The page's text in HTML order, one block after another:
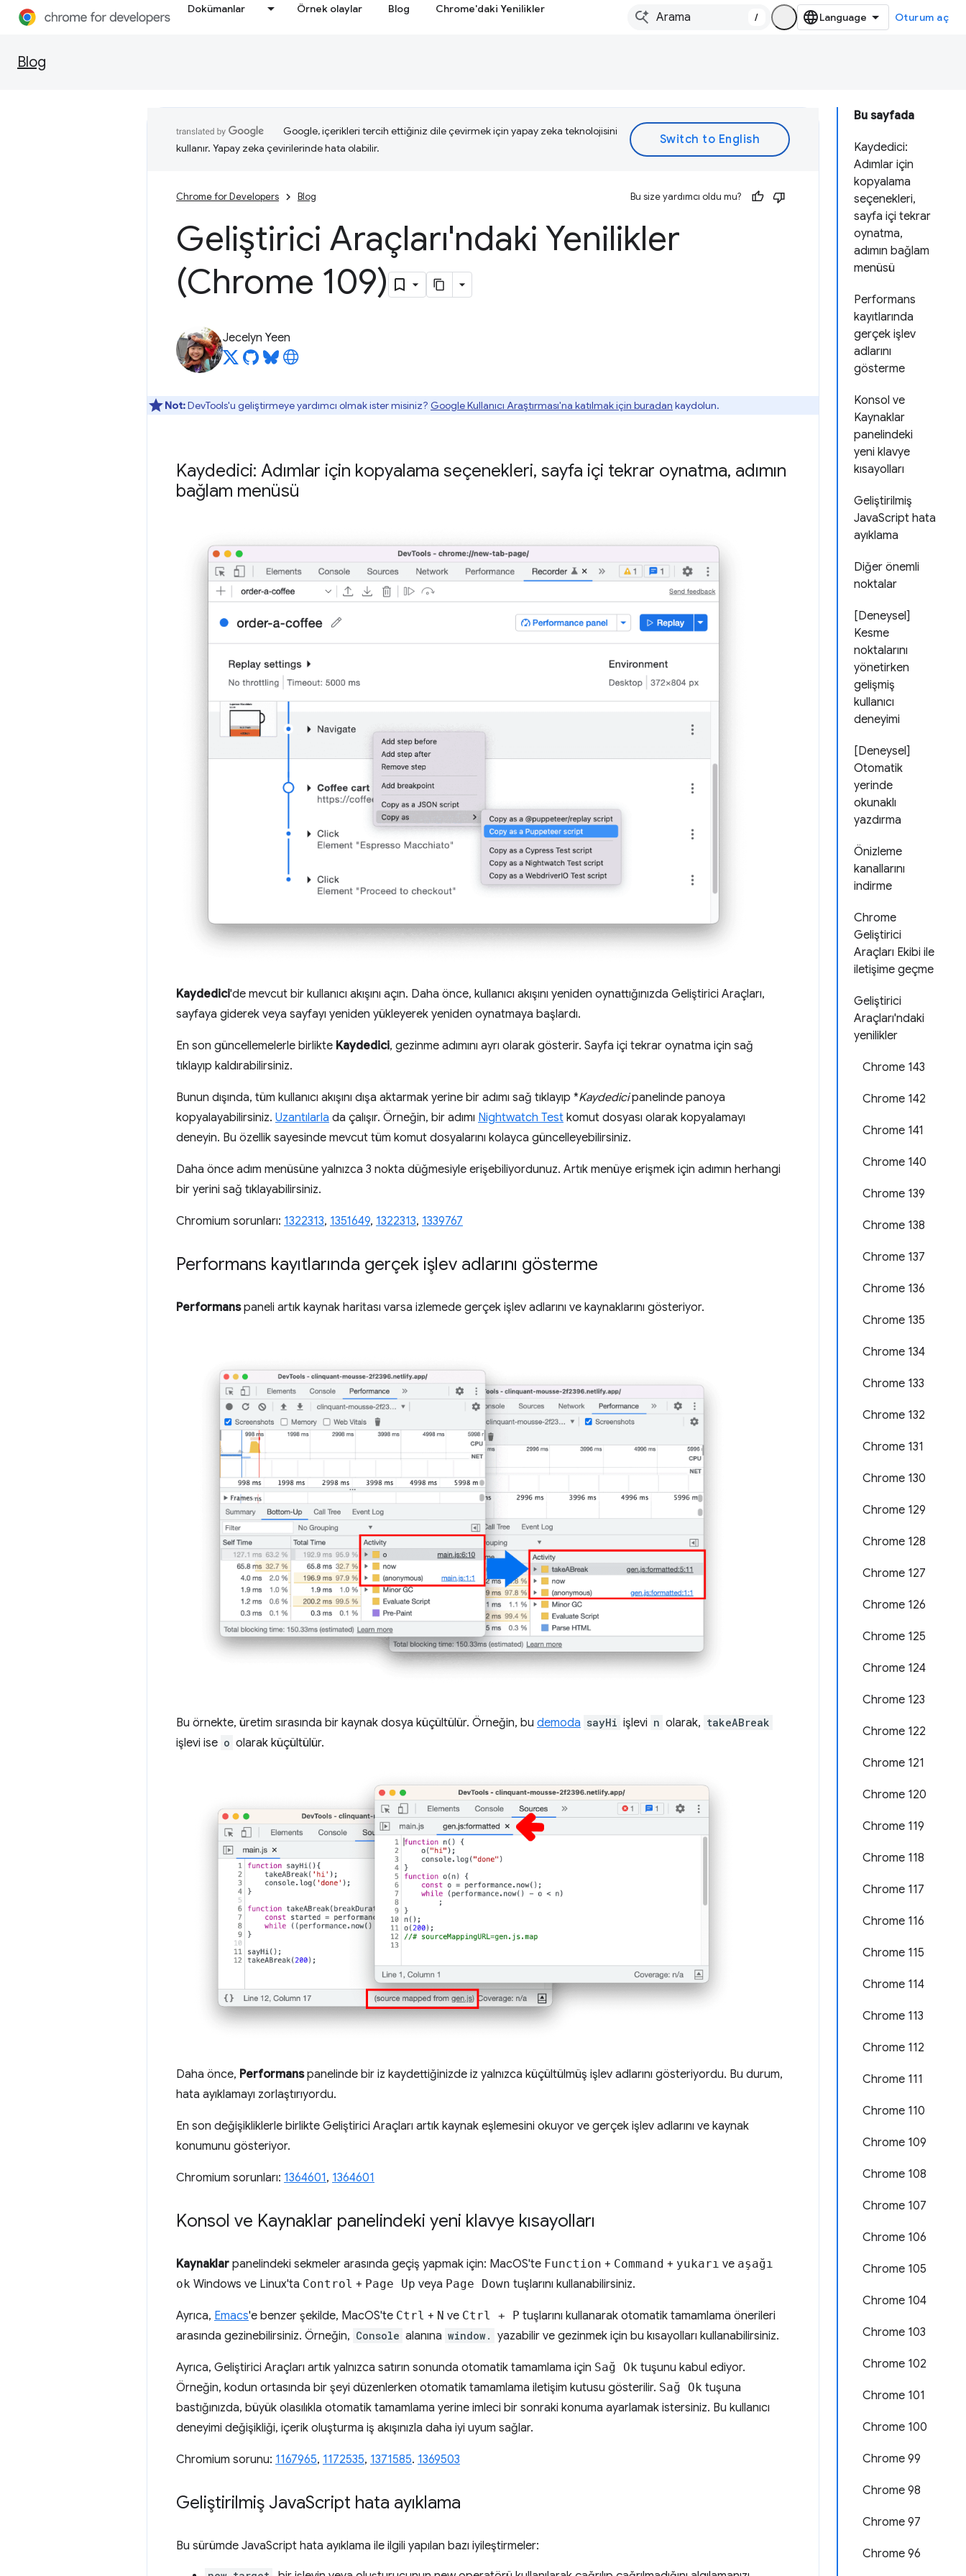
Dokümanlar Örnek olaylar Blog Chrome'daki Yenilikler
/ Oturum aç
Blog
Bu sayfada
Kaydedici:
Adımlar için
kopyalama
seçenekleri,
sayfa içi tekrar
oynatma,
adımın bağlam
menüsü
Performans
kayıtlarında
gerçek işlev
adlarını
gösterme
Konsol ve
Kaynaklar
panelindeki
yeni klavye
kısayolları
Geliştirilmiş
JavaScript hata
ayıklama
Diğer önemli
noktalar
[Deneysel]
Kesme
noktalarını
yönetirken
gelişmiş
kullanıcı
deneyimi
[Deneysel]
Otomatik
yerinde
okunaklı
yazdırma
Önizleme
kanallarını
indirme
Chrome
Geliştirici
Araçları Ekibi ile
iletişime geçme
Geliştirici
Araçları'ndaki
yenilikler
Chrome 143
Chrome 142
Chrome 141
Chrome 140
Chrome 139
Chrome 138
Chrome 137
Chrome 136
Chrome 135
Chrome 134
Chrome 133
Chrome 132
Chrome 131
Chrome 130
Chrome 129
Chrome 128
Chrome 127
Chrome 126
Chrome 125
Chrome 124
Chrome 123
Chrome 122
Chrome 121
Chrome 120
Chrome 119
Chrome 118
Chrome 117
Chrome 116
Chrome 115
Chrome 114
Chrome 113
Chrome 112
Chrome 111
Chrome 110
Chrome 109
Chrome 108
Chrome 107
Chrome 106
Chrome 105
Chrome 104
Chrome 103
Chrome 102
Chrome 101
Chrome 100
Chrome 99
Chrome 98
Chrome 97
Chrome 96
Google, içerikleri tercih ettiğiniz dile çevirmek için yapay zeka teknolojisini
kullanır. Yapay zeka çevirilerinde hata olabilir.
Chrome for Developers Blog Bu size yardımcı oldu mu?
Geliştirici Araçları'ndaki Yenilikler
(Chrome 109)
Jecelyn Yeen
Not:DevTools'u geliştirmeye yardımcı olmak ister misiniz? Google Kullanıcı Araştırması'na katılmak için buradan kaydolun.
Kaydedici: Adımlar için kopyalama seçenekleri, sayfa içi tekrar oynatma, adımın
bağlam menüsü
Kaydedici'de mevcut bir kullanıcı akışını açın. Daha önce, kullanıcı akışını yeniden oynattığınızda Geliştirici Araçları,
sayfaya giderek veya sayfayı yeniden yükleyerek yeniden oynatmaya başlardı.
En son güncellemelerle birlikte Kaydedici, gezinme adımını ayrı olarak gösterir. Sayfa içi tekrar oynatma için sağ
tıklayıp kaldırabilirsiniz.
Bunun dışında, tüm kullanıcı akışını dışa aktarmak yerine bir adımı sağ tıklayıp *Kaydedicipanelinde panoya
kopyalayabilirsiniz. Uzantılarla da çalışır. Örneğin, bir adımı Nightwatch Test komut dosyası olarak kopyalamayı
deneyin. Bu özellik sayesinde mevcut tüm komut dosyalarını kolayca güncelleyebilirsiniz.
Daha önce adım menüsüne yalnızca 3 nokta düğmesiyle erişebiliyordunuz. Artık menüye erişmek için adımın herhangi
bir yerini sağ tıklayabilirsiniz.
Chromium sorunları: 1322313, 1351649, 1322313, 1339767
Performans kayıtlarında gerçek işlev adlarını gösterme
Performanspaneli artık kaynak haritası varsa izlemede gerçek işlev adlarını ve kaynaklarını gösteriyor.
Bu örnekte, üretim sırasında bir kaynak dosya küçültülür. Örneğin, bu demoda sayHi işlevi n olarak, takeABreak
işlevi ise o olarak küçültülür.
Daha önce, Performanspanelinde bir iz kaydettiğinizde iz yalnızca küçültülmüş işlev adlarını gösteriyordu. Bu durum,
hata ayıklamayı zorlaştırıyordu.
En son değişikliklerle birlikte Geliştirici Araçları artık kaynak eşlemesini okuyor ve gerçek işlev adlarını ve kaynak
konumunu gösteriyor.
Chromium sorunları: 1364601, 1364601
Konsol ve Kaynaklar panelindeki yeni klavye kısayolları
Kaynaklar panelindeki sekmeler arasında geçiş yapmak için: MacOS'te Function + Command + yukarı ve aşağı
ok Windows ve Linux'ta Control + Page Up veya Page Down tuşlarını kullanabilirsiniz.
Ayrıca, Emacs'e benzer şekilde, MacOS'te Ctrl + N ve Ctrl + P tuşlarını kullanarak otomatik tamamlama önerileri
arasında gezinebilirsiniz. Örneğin, Console alanına window. yazabilir ve gezinmek için bu kısayolları kullanabilirsiniz.
Ayrıca, Geliştirici Araçları artık yalnızca satırın sonunda otomatik tamamlama için Sağ Ok tuşunu kabul ediyor.
Örneğin, kodun ortasında bir şeyi düzenlerken otomatik tamamlama iletişim kutusu gösterilir. Sağ Ok tuşuna
bastığınızda, büyük olasılıkla otomatik tamamlama yerine imleci bir sonraki konuma ayarlamak istersiniz. Bu kullanıcı
deneyimi değişikliği, içerik oluşturma iş akışınızla daha iyi uyum sağlar.
Chromium sorunu: 1167965, 1172535, 1371585. 1369503
Geliştirilmiş JavaScript hata ayıklama
Bu sürümde JavaScript hata ayıklama ile ilgili yapılan bazı iyileştirmeler: